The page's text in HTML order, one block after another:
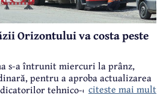
Orizontului va costa peste
s-a întrunit miercuri la prânz,
pentru a aproba actualizarea
tehnico-economici și a
citeste mai mult